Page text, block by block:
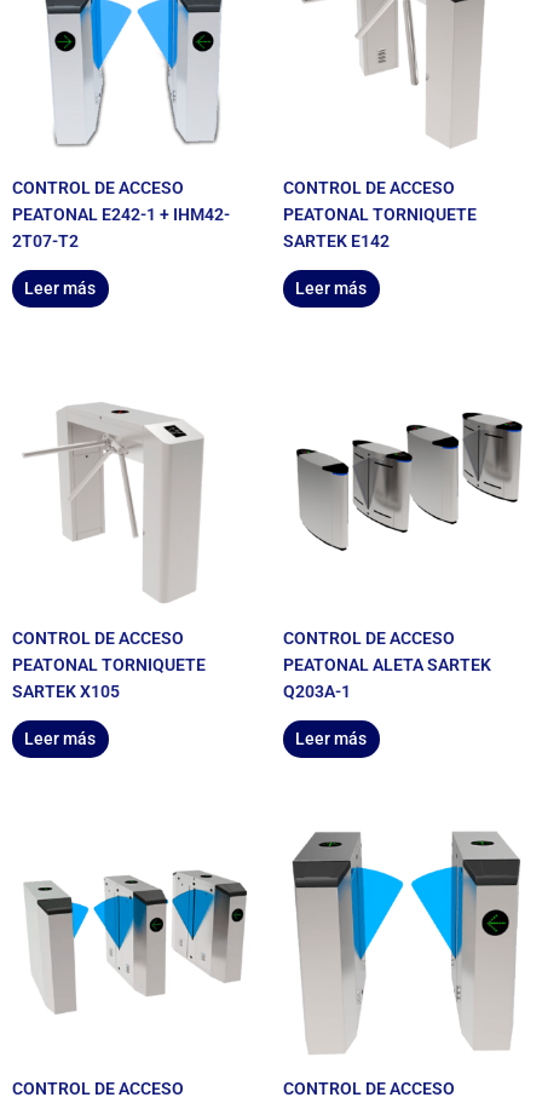
CONTROL DE ACCESO
PEATONAL E242-1 + IHM42-
2T07-T2
Leer más
CONTROL DE ACCESO
PEATONAL TORNIQUETE
SARTEK E142
Leer más
CONTROL DE ACCESO
PEATONAL TORNIQUETE
SARTEK X105
Leer más
CONTROL DE ACCESO
PEATONAL ALETA SARTEK
Q203A-1
Leer más
CONTROL DE ACCESO
CONTROL DE ACCESO